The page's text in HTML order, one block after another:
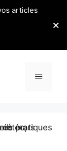
Menu
articles